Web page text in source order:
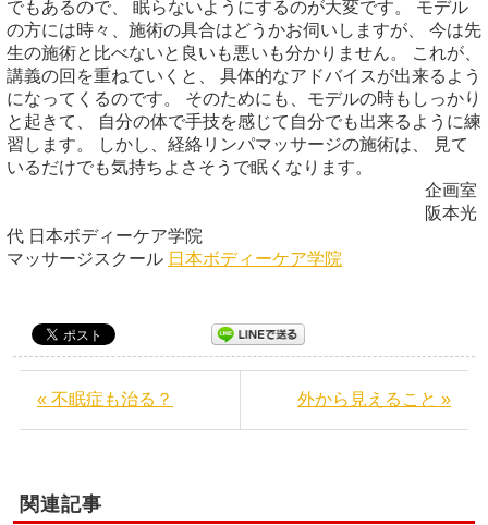
でもあるので、 眠らないようにするのが大変です。 モデル
の方には時々、施術の具合はどうかお伺いしますが、 今は先
生の施術と比べないと良いも悪いも分かりません。 これが、
講義の回を重ねていくと、 具体的なアドバイスが出来るよう
になってくるのです。 そのためにも、モデルの時もしっかり
と起きて、 自分の体で手技を感じて自分でも出来るように練
習します。 しかし、経絡リンパマッサージの施術は、 見て
いるだけでも気持ちよさそうで眠くなります。
企画室
阪本光
代 日本ボディーケア学院
マッサージスクール 日本ボディーケア学院
« 不眠症も治る？ 外から見えること »
関連記事